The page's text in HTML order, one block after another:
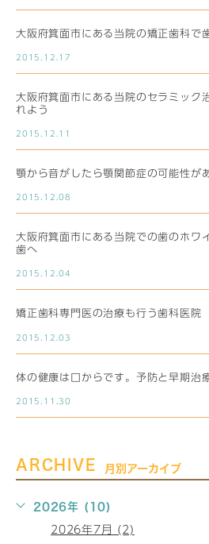
大阪府箕面市にある当院の矯正歯科で
2015.12.17
大阪府箕面市にある当院のセラミック
れよう
2015.12.11
顎から音がしたら顎関節症の可能性が
2015.12.08
大阪府箕面市にある当院での歯のホワ
歯へ
2015.12.04
矯正歯科専門医の治療も行う歯科医院
2015.12.03
体の健康は口からです。予防と早期治
2015.11.30
ARCHIVE 月別アーカイブ
2026年 (10)
2026年7月 (2)